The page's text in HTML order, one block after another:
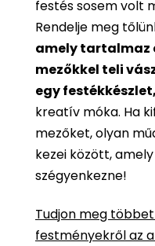
festés sosem volt
Rendelje meg
amely tartalmaz
mezőkkel teli
egy festékkészlet,
kreatív móka. Ha
mezőket, olyan
kezei között,
szégyenkezne!
Tudjon meg
festményekről az